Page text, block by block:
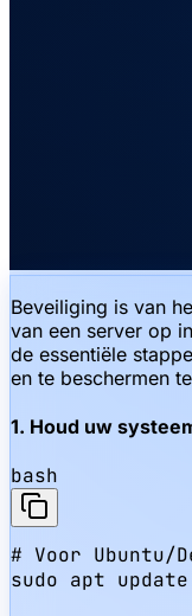
Beveiliging is van
van een server op
de essentiële
en te beschermen
1. Houd uw
bash
# Voor Ubuntu/
sudo apt